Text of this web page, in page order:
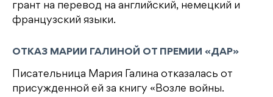
грант на перевод на английский, немецкий и
французский языки.
ОТКАЗ МАРИИ ГАЛИНОЙ ОТ ПРЕМИИ «ДАР»
Писательница Мария Галина отказалась от
присужденной ей за книгу «Возле войны.